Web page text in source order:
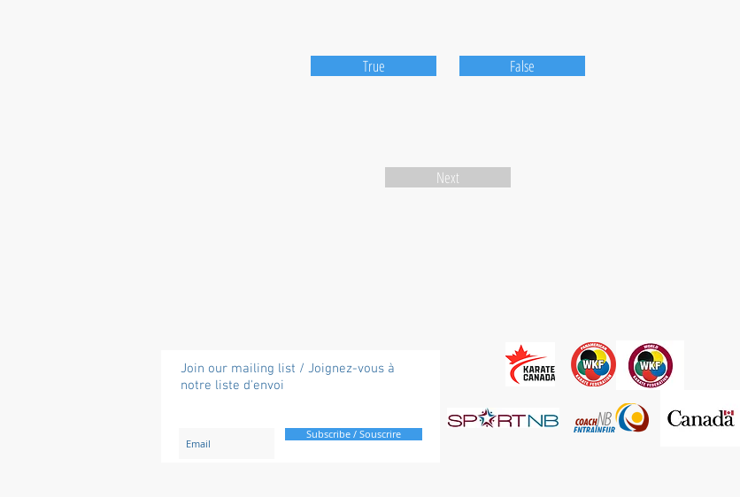
True False
Next
Join our mailing list / Joignez-vous à
notre liste d'envoi
Subscribe / Souscrire